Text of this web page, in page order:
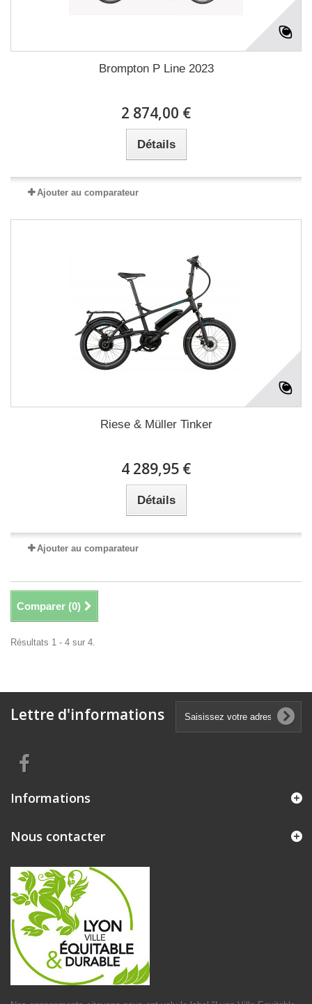
Brompton P Line 2023
2 874,00 €
Détails
Ajouter au comparateur
Riese & Müller Tinker
4 289,95 €
Détails
Ajouter au comparateur
Comparer (0)
Résultats 1 - 4 sur 4.
Lettre d'informations
Informations
Nous contacter